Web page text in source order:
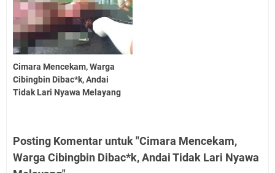
Cimara Mencekam, Warga
Cibingbin Dibac*k, Andai
Tidak Lari Nyawa Melayang
Posting Komentar untuk "Cimara Mencekam,
Warga Cibingbin Dibac*k, Andai Tidak Lari Nyawa